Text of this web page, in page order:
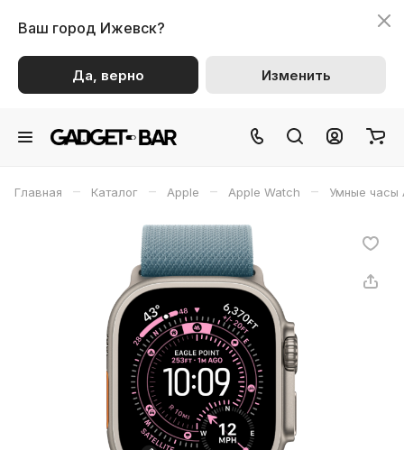
Ваш город Ижевск?
Да, верно Изменить
Главная – Каталог – Apple – Apple Watch – Умные часы